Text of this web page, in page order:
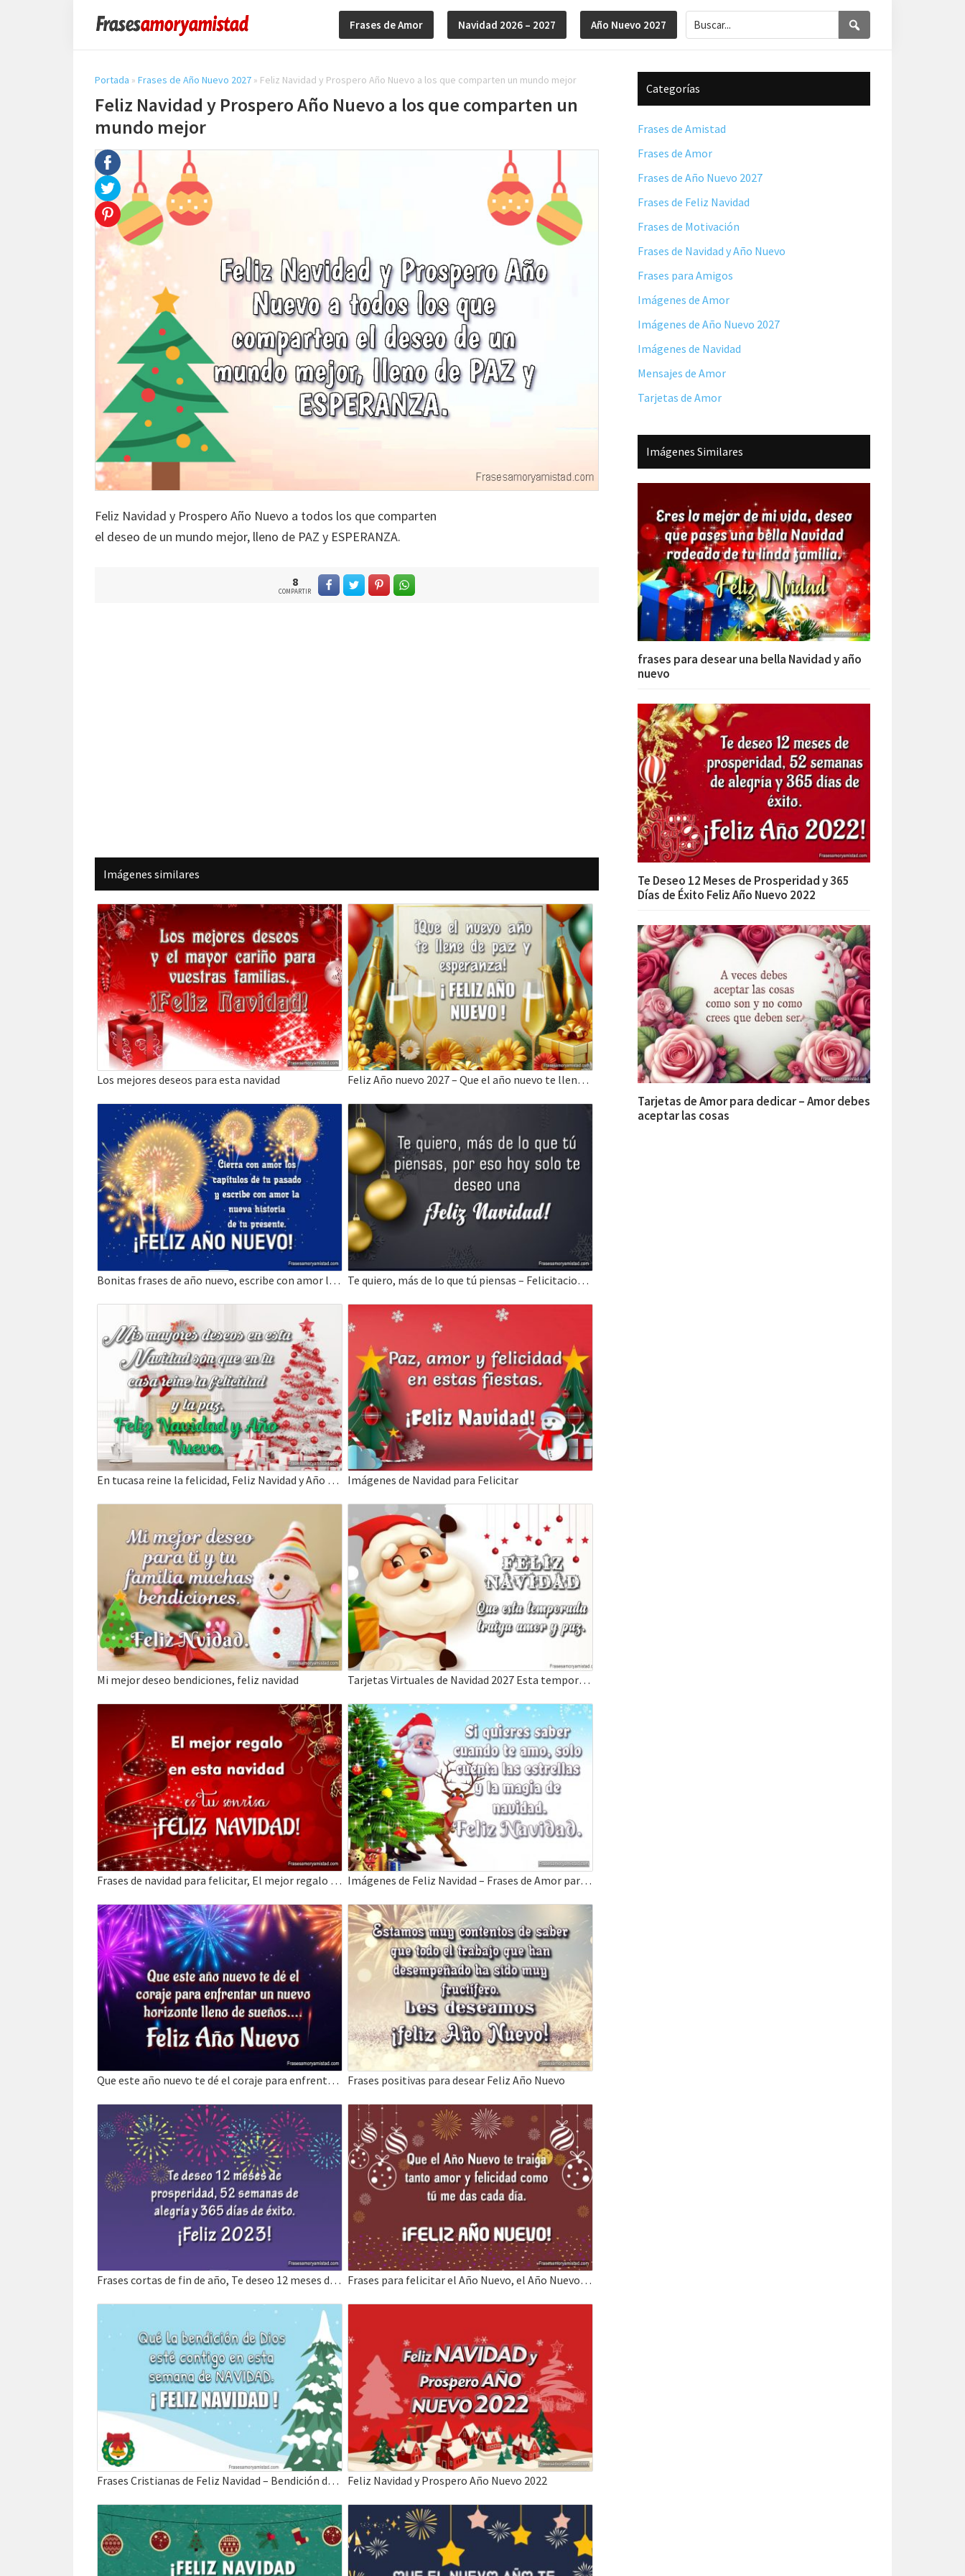
y
Amistad
Frases de Amor Navidad 2026 – 2027 Año Nuevo 2027
Buscar...
Portada » Frases de Año Nuevo 2027 » Feliz Navidad y Prospero Año Nuevo a los que comparten un mundo mejor
Feliz Navidad y Prospero Año Nuevo a los que comparten un
mundo mejor
Feliz Navidad y Prospero Año Nuevo a todos los que comparten
el deseo de un mundo mejor, lleno de PAZ y ESPERANZA.
8
COMPARTIR
Imágenes similares
Los mejores deseos para esta navidad Feliz Año nuevo 2027 – Que el año nuevo te llene de Paz y Amor
Bonitas frases de año nuevo, escribe con amor la nueva historia de tu presente. Te quiero, más de lo que tú piensas – Felicitaciones de Navidad
En tucasa reine la felicidad, Feliz Navidad y Año Nuevo Imágenes de Navidad para Felicitar
Mi mejor deseo bendiciones, feliz navidad Tarjetas Virtuales de Navidad 2027 Esta temporada traiga amor y paz
Frases de navidad para felicitar, El mejor regalo en esta navidad es tu sonrisa. Imágenes de Feliz Navidad – Frases de Amor para desear
Que este año nuevo te dé el coraje para enfrentar nuevo horizonte Frases positivas para desear Feliz Año Nuevo
Frases cortas de fin de año, Te deseo 12 meses de prosperidad. Frases para felicitar el Año Nuevo, el Año Nuevo te traiga tanto amor y felicidad.
Frases Cristianas de Feliz Navidad – Bendición de Dios esté contigo Feliz Navidad y Prospero Año Nuevo 2022
Barra
lateral
principal
Categorías
Frases de Amistad
Frases de Amor
Frases de Año Nuevo 2027
Frases de Feliz Navidad
Frases de Motivación
Frases de Navidad y Año Nuevo
Frases para Amigos
Imágenes de Amor
Imágenes de Año Nuevo 2027
Imágenes de Navidad
Mensajes de Amor
Tarjetas de Amor
Imágenes Similares
frases para desear una bella Navidad y año
nuevo
Te Deseo 12 Meses de Prosperidad y 365
Días de Éxito Feliz Año Nuevo 2022
Tarjetas de Amor para dedicar – Amor debes
aceptar las cosas